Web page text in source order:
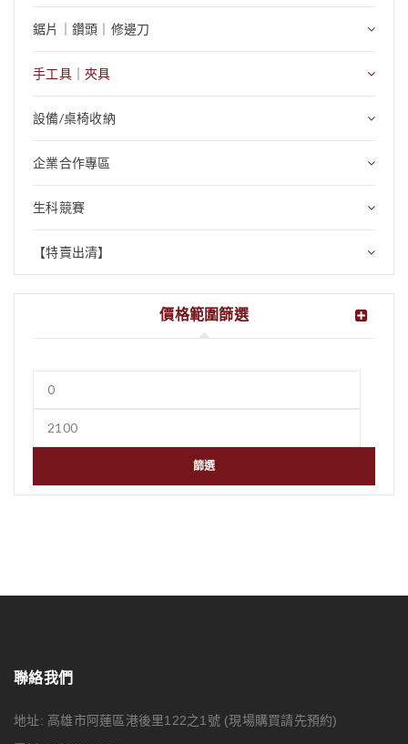
鋸片｜鑽頭｜修邊刀
手工具｜夾具
設備/桌椅收納
企業合作專區
生科競賽
【特賣出清】
價格範圍篩選
篩選
聯絡我們
地址: 高雄市阿蓮區港後里122之1號 (現場購買請先預約)